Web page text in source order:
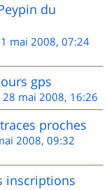
du
mai 2008, 07:24
gps
28 mai 2008, 16:26
proches
2008, 09:32
inscriptions